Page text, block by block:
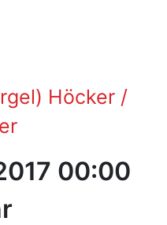
Höcker /
00:00